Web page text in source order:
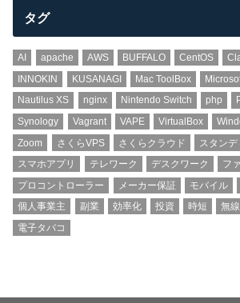
タグ
AI apache AWS BUFFALO CentOS
INNOKIN
KUSANAGI Mac ToolBox
Nautilus XS
nginx Nintendo Switch php
Synology
Vagrant VAPE VirtualBox
Zoom
さくらVPS さくらクラウド
スタン
スマホアプリ
テレワーク デスクワーク
フ
プロコントローラー
メーカー保証 モバイル
個人事業主
副業 効率化 投資 時短 無
電子タバコ